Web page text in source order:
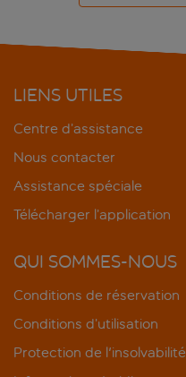
LIENS UTILES
Centre d’assistance
Nous contacter
Assistance spéciale
Télécharger l’application
QUI SOMMES-NOUS
Conditions de réservation
Conditions d’utilisation
Protection de l'insolvabilité